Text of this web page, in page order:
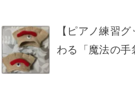
【ピアノ練習
わる「魔法の手